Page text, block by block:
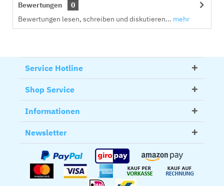
Bewertungen
0
Bewertungen lesen, schreiben und diskutieren... mehr
Service Hotline
Shop Service
Informationen
Newsletter